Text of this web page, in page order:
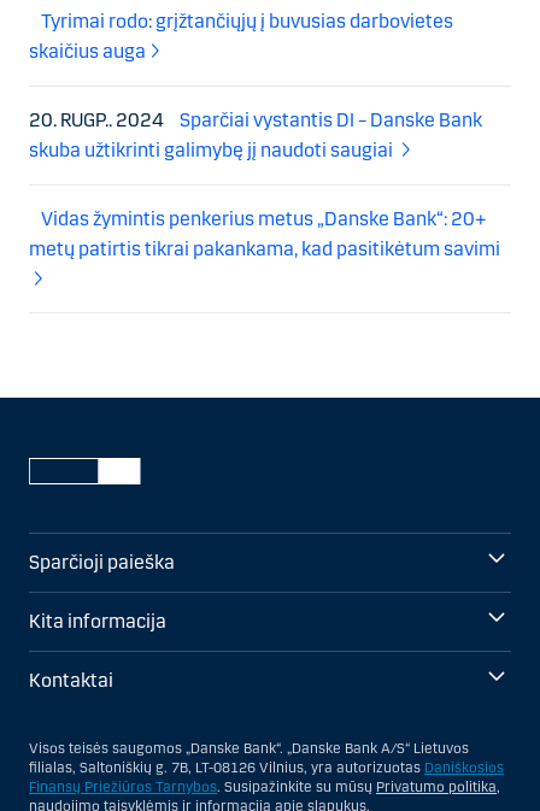
Tyrimai rodo: grįžtančiųjų į buvusias darbovietes
skaičius auga
20. RUGP.. 2024
Sparčiai vystantis DI – Danske Bank
skuba užtikrinti galimybę jį naudoti saugiai
Vidas žymintis penkerius metus „Danske Bank“: 20+
metų patirtis tikrai pakankama, kad pasitikėtum savimi
Sparčioji paieška
Kita informacija
Kontaktai
Visos teisės saugomos „Danske Bank“. „Danske Bank A/S“ Lietuvos
filialas, Saltoniškių g. 7B, LT-08126 Vilnius, yra autorizuotas Daniškosios
Finansų Priežiūros Tarnybos. Susipažinkite su mūsų Privatumo politika,
naudojimo taisyklėmis ir informacija apie slapukus.